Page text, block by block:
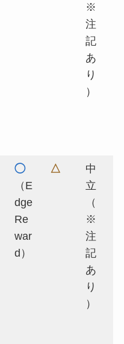
※
注
記
あ
り
）
◯
（E
dge
Re
war
d）
△
中
立
（
※
注
記
あ
り
）